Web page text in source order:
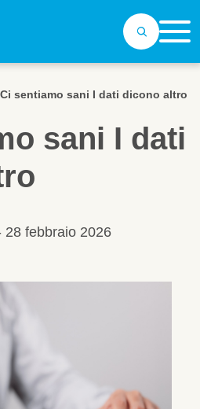
Ci sentiamo sani I dati dicono altro
sani I dati
28 febbraio 2026